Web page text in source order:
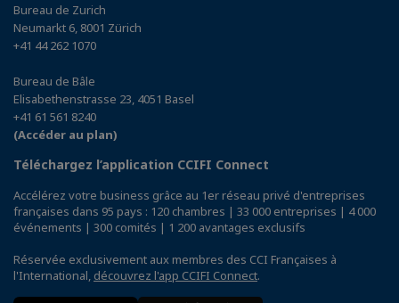
Bureau de Zurich
Neumarkt 6, 8001 Zürich
+41 44 262 1070
Bureau de Bâle
Elisabethenstrasse 23, 4051 Basel
+41 61 561 8240
(Accéder au plan)
Téléchargez l’application CCIFI Connect
Accélérez votre business grâce au 1er réseau privé d'entreprises
françaises dans 95 pays : 120 chambres | 33 000 entreprises | 4 000
événements | 300 comités | 1 200 avantages exclusifs
Réservée exclusivement aux membres des CCI Françaises à
l'International, découvrez l'app CCIFI Connect.